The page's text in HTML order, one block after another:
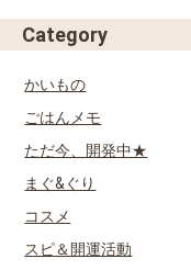
Category
かいもの
ごはんメモ
ただ今、開発中★
まぐ&ぐり
コスメ
スピ＆開運活動